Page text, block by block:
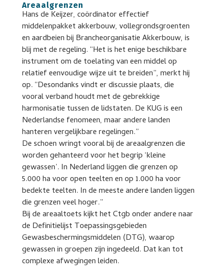
Areaalgrenzen
Hans de Keijzer, coördinator effectief
middelenpakket akkerbouw, vollegrondsgroenten
en aardbeien bij Brancheorganisatie Akkerbouw, is
blij met de regeling. “Het is het enige beschikbare
instrument om de toelating van een middel op
relatief eenvoudige wijze uit te breiden”, merkt hij
op. “Desondanks vindt er discussie plaats, die
vooral verband houdt met de gebrekkige
harmonisatie tussen de lidstaten. De KUG is een
Nederlandse fenomeen, maar andere landen
hanteren vergelijkbare regelingen.”
De schoen wringt vooral bij de areaalgrenzen die
worden gehanteerd voor het begrip ‘kleine
gewassen’. In Nederland liggen die grenzen op
5.000 ha voor open teelten en op 1.000 ha voor
bedekte teelten. In de meeste andere landen liggen
die grenzen veel hoger.”
Bij de areaaltoets kijkt het Ctgb onder andere naar
de Definitielijst Toepassingsgebieden
Gewasbeschermingsmiddelen (DTG), waarop
gewassen in groepen zijn ingedeeld. Dat kan tot
complexe afwegingen leiden.